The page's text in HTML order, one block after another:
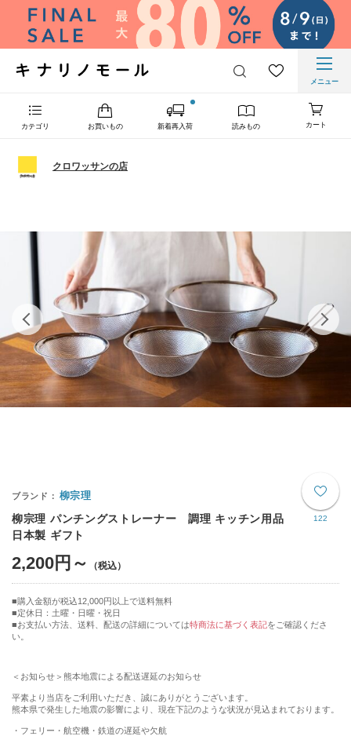
メニュー
カテゴリ お買いもの 新着再入荷 読みもの カート
クロワッサンの店
122
柳宗理
柳宗理 パンチングストレーナー 調理 キッチン用品
日本製 ギフト
2,200円～
購入金額が税込12,000円以上で送料無料
定休日：土曜・日曜・祝日
■お支払い方法、送料、配送の詳細については特商法に基づく表記をご確認くださ
い。
＜お知らせ＞熊本地震による配送遅延のお知らせ
平素より当店をご利用いただき、誠にありがとうございます。
熊本県で発生した地震の影響により、現在下記のような状況が見込まれております。
・フェリー・航空機・鉄道の遅延や欠航